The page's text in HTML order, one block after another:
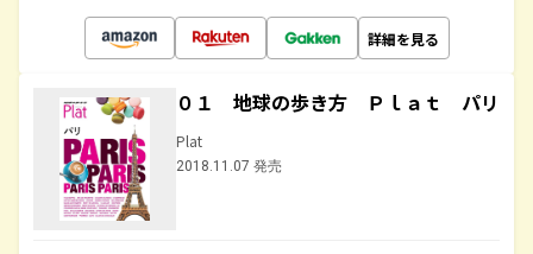
詳細を見る
０１ 地球の歩き方 Ｐｌａｔ パリ
Plat
2018.11.07 発売